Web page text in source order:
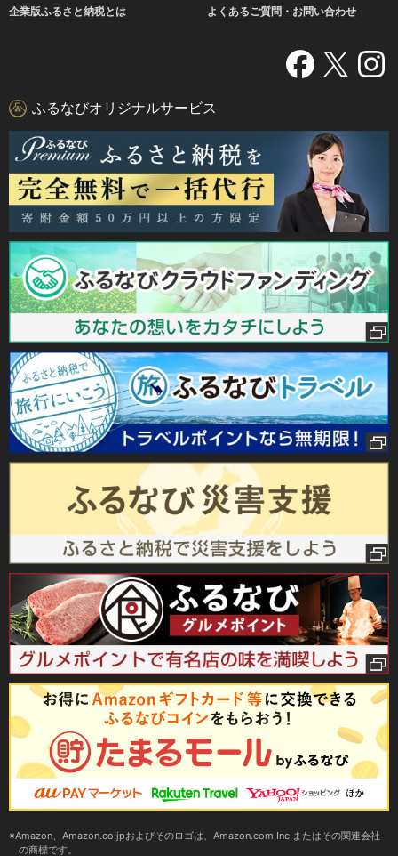
企業版ふるさと納税とは
よくあるご質問・お問い合わせ
ふるなびオリジナルサービス
Amazon、Amazon.co.jpおよびそのロゴは、Amazon.com,Inc.またはその関連会社
の商標です。